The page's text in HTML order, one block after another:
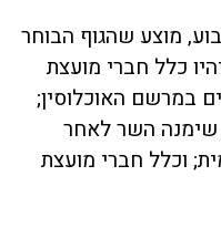
מוצע שהגוף הבוחר
כלל חברי מועצת
במרשם האוכלוסין;
שימנה השר לאחר
וכלל חברי מועצת